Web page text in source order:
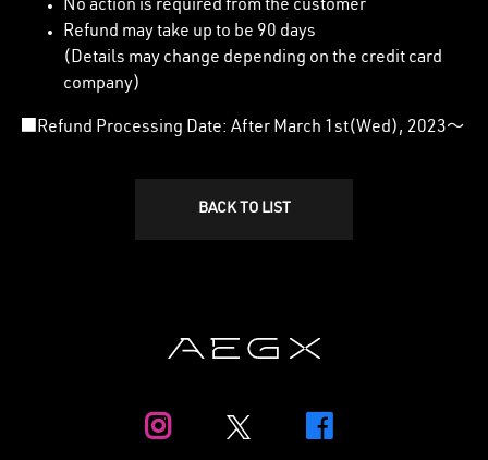
No action is required from the customer
Refund may take up to be 90 days
(Details may change depending on the credit card
company)
■Refund Processing Date: After March 1st(Wed), 2023～
BACK TO LIST